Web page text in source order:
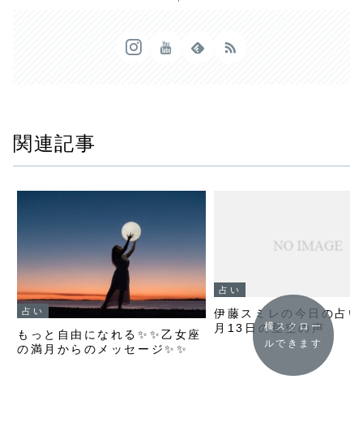
関連記事
占い
もっと自由になれる✨✨乙女座
の満月からのメッセージ✨✨
占い
伊藤スミレの今日の占
月13日の星空の声
横スクロー
ルできます